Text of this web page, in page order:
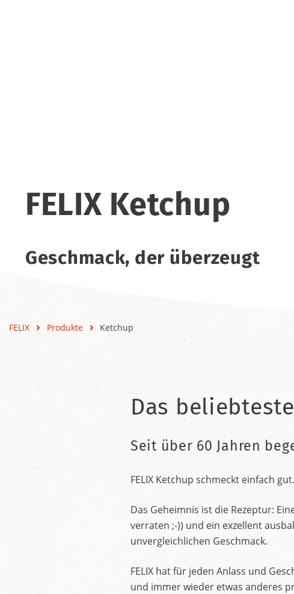
FELIX Ketchup
Geschmack, der überzeugt
FELIX Produkte Ketchup
Das
Seit über 60 Jahren
FELIX Ketchup schmeckt einfach
Das Geheimnis ist die Rezeptur:
verraten ;-)) und ein exzellent
unvergleichlichen Geschmack.
FELIX hat für jeden Anlass und
und immer wieder etwas anderes